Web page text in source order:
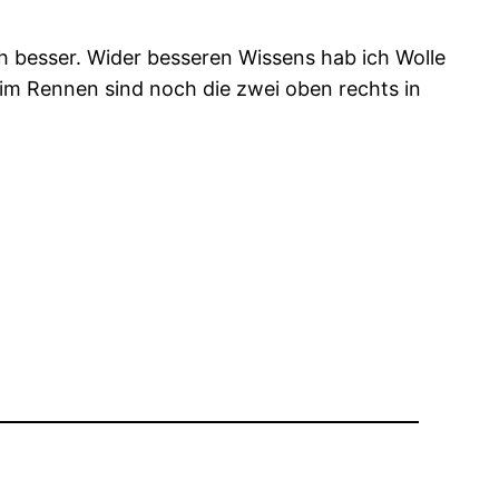
Wider besseren Wissens hab ich Wolle
Rennen sind noch die zwei oben rechts in